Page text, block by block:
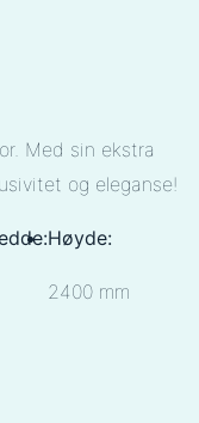
Med sin ekstra
og eleganse!
Høyde:
2400 mm